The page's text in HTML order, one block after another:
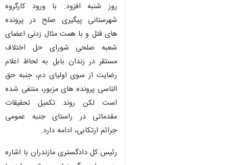
روز شنبه افزود: با ورود کارگروه
شهرستانی پیگیری صلح در پرونده
های قتل و با همت مثال زدنی اعضای
شعبه صلحی شورای حل اختلاف
مستقر در زندان بابل به لحاظ اعلام
رضایت از سوی اولیای دم، جنبه حق
الناسی پرونده های مزبور، منتفی شده
است لکن روند تکمیل تحقیقات
مقدماتی در راستای جنبه عمومی
جرائم ارتکابی، ادامه دارد.
رئیس کل دادگستری مازندران با اشاره